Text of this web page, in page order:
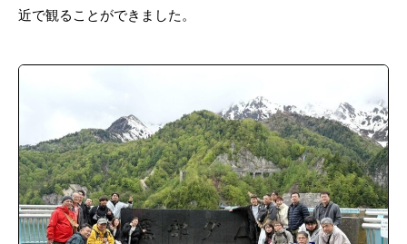
近で観ることができました。